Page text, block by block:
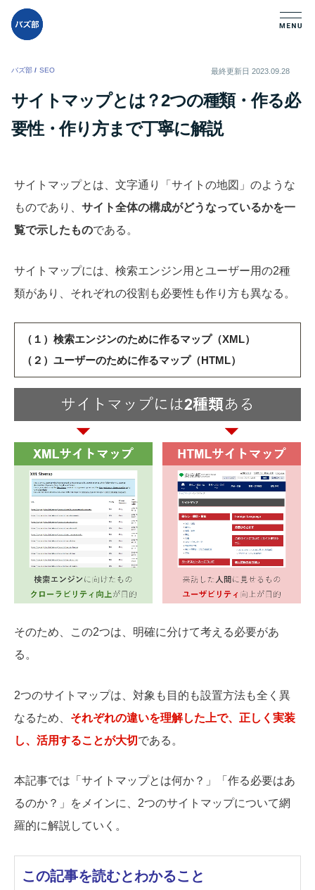
バズ部 / SEO 最終更新日 2023.09.28
サイトマップとは？2つの種類・作る必
要性・作り方まで丁寧に解説
サイトマップとは、文字通り「サイトの地図」のような
ものであり、 サイト全体の構成がどうなっているかを一
覧で示したものである。
サイトマップには、検索エンジン用とユーザー用の2種
類があり
、それぞれの役割も必要性も作り方も異なる。
（１）検索エンジンのために作るマップ（XML）
（２）ユーザーのために作るマップ（HTML）
そのため、この2つは、明確に分けて考える必要があ
る。
2つのサイトマップは、対象も目的も設置方法も全く異
なるため、 それぞれの違いを理解した上で、正しく実装
し、活用することが大切である。
本記事では「サイトマップとは何か？」「作る必要はあ
るのか？」をメインに、2つのサイトマップについて網
羅的に解説していく。
この記事を読むとわかること